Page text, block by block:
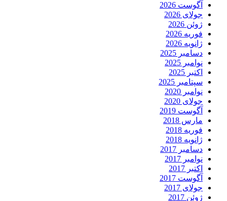
آگوست 2026
جولای 2026
ژوئن 2026
فوریه 2026
ژانویه 2026
دسامبر 2025
نوامبر 2025
اکتبر 2025
سپتامبر 2025
نوامبر 2020
جولای 2020
آگوست 2019
مارس 2018
فوریه 2018
ژانویه 2018
دسامبر 2017
نوامبر 2017
اکتبر 2017
آگوست 2017
جولای 2017
ژوئن 2017